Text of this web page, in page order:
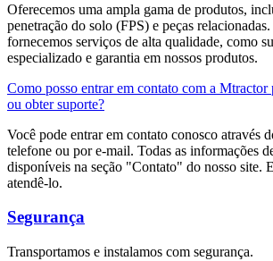
Oferecemos uma ampla gama de produtos,
penetração do solo (FPS) e peças
fornecemos serviços de alta qualidade, como
especializado e garantia em nossos produtos.
Como posso entrar em contato com a Mtractor
ou obter suporte?
Você pode entrar em contato conosco através
telefone ou por e-mail. Todas as informações
disponíveis na seção "Contato" do nosso site.
atendê-lo.
Segurança
Transportamos e instalamos com segurança.